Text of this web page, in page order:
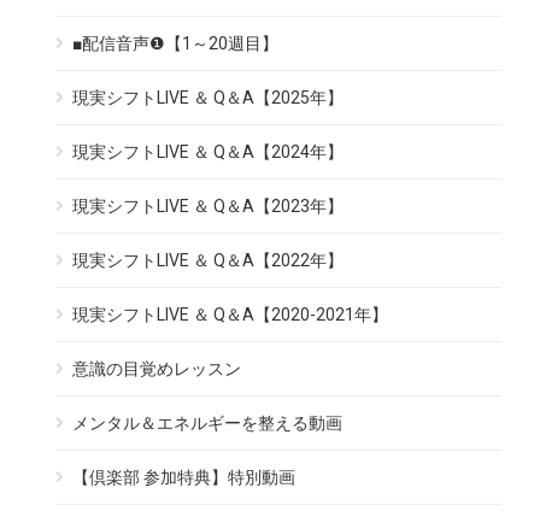
■配信音声❶【1～20週目】
現実シフトLIVE ＆ Q＆A【2025年】
現実シフトLIVE ＆ Q＆A【2024年】
現実シフトLIVE ＆ Q＆A【2023年】
現実シフトLIVE ＆ Q＆A【2022年】
現実シフトLIVE ＆ Q＆A【2020-2021年】
意識の目覚めレッスン
メンタル＆エネルギーを整える動画
【倶楽部 参加特典】特別動画